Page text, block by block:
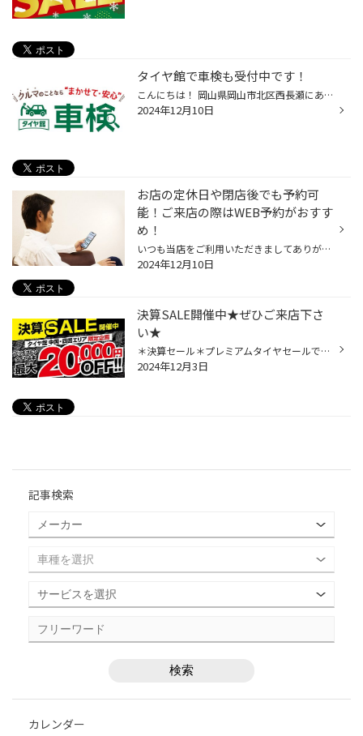
タイヤ館で車検も受付中です！
こんにちは！ 岡山県岡山市北区西長瀬にあります、タイヤ館岡山西長瀬店スタッフのスマスです！ いつも当店のWEBページをご覧いただきありがとうございます！ 一気に寒くなり県北ではもう雪が降っているそうですね！ 自分も先日ついに電気毛布を出しました(^^) 当店では車検を好評受付中です！ 車検...
2024年12月10日
お店の定休日や閉店後でも予約可
能！ご来店の際はWEB予約がおすす
め！
いつも当店をご利用いただきましてありがとうございます。 当店をご利用いただく際、事前に予約をするために店舗へ電話して、 定休日だったり、営業時間外だったり、営業中のはずなのに電話がつながらない という経験をされた方もいらっしゃるのではないでしょうか。 ご不便、ご迷惑をおかけして申...
2024年12月10日
決算SALE開催中★ぜひご来店下さ
い★
＊決算セール＊プレミアムタイヤセールでお得にタイヤ交換＊ いつもタイヤ館岡山西長瀬店をご利用頂き 誠に有難う御座います(*'▽')‼‼ 決算SALEは、 2024.12.2（月）から 2024.12.30（月）まで開催★ 【タイヤ館無料アプリダウンロード♪】で、ブリヂストンタイヤ４本ご購入限定クーポンが使えます♪ 20...
2024年12月3日
記事検索
カレンダー